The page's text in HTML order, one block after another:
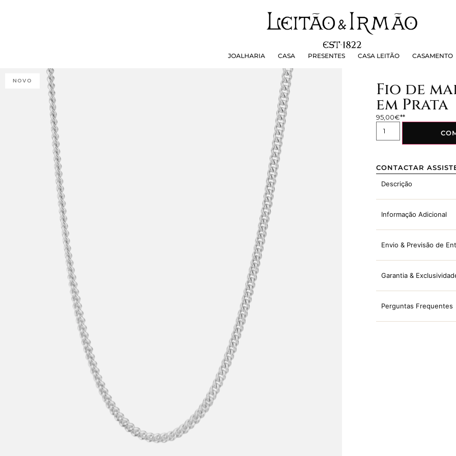
JOALHARIA CASA PRESENTES CASA LEITÃO CASAMENTO
PRESENTES CASA LEITÃO
NOVO Fio de
em Prata
95,00€
CONTACTAR
Descrição
Informação Adicional
Envio & Previsão de
Garantia &
Perguntas Frequentes